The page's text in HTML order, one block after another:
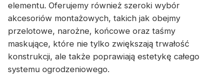
elementu. Oferujemy również szeroki wybór
akcesoriów montażowych, takich jak obejmy
przelotowe, narożne, końcowe oraz taśmy
maskujące, które nie tylko zwiększają trwałość
konstrukcji, ale także poprawiają estetykę całego
systemu ogrodzeniowego.